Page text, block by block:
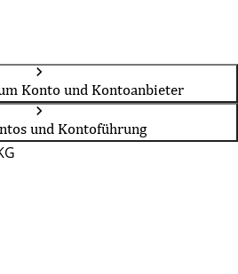
Konto und Kontoanbieter
und Kontoführung